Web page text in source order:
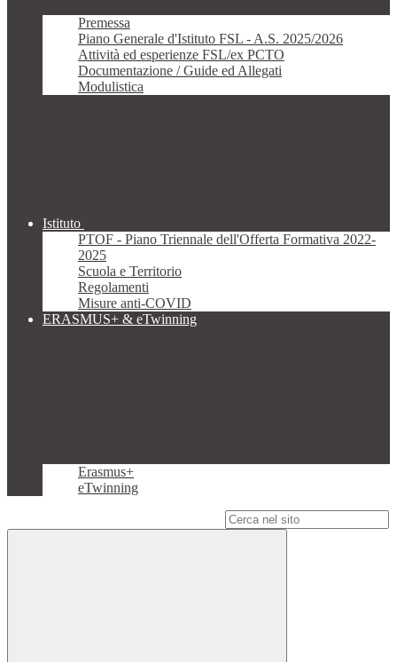
Premessa
Piano Generale d'Istituto FSL - A.S. 2025/2026
Attività ed esperienze FSL/ex PCTO
Documentazione / Guide ed Allegati
Modulistica
Istituto
PTOF - Piano Triennale dell'Offerta Formativa 2022-
2025
Scuola e Territorio
Regolamenti
Misure anti-COVID
ERASMUS+ & eTwinning
Erasmus+
eTwinning